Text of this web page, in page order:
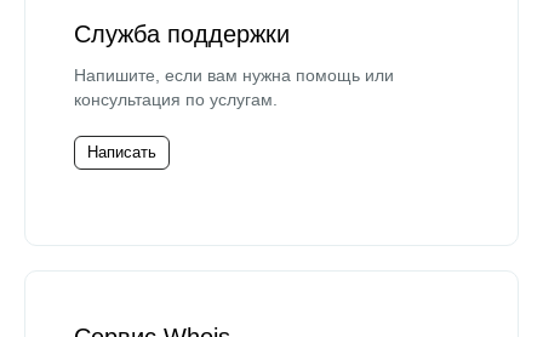
Служба поддержки
Напишите, если вам нужна помощь или
консультация по услугам.
Написать